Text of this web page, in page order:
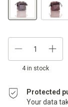
4in stock
Protected
Your data